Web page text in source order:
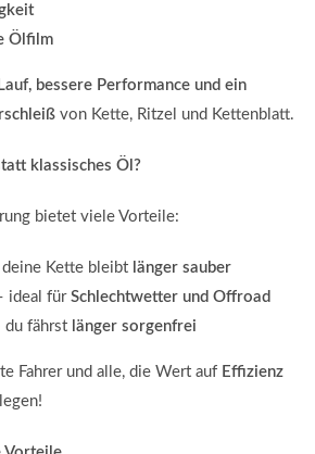
Ölfilm
bessere Performance und ein
von Kette, Ritzel und Kettenblatt.
klassisches Öl?
bietet viele Vorteile:
Kette bleibt länger sauber
ideal für Schlechtwetter und Offroad
du fährst länger sorgenfrei
Fahrer und alle, die Wert auf Effizienz